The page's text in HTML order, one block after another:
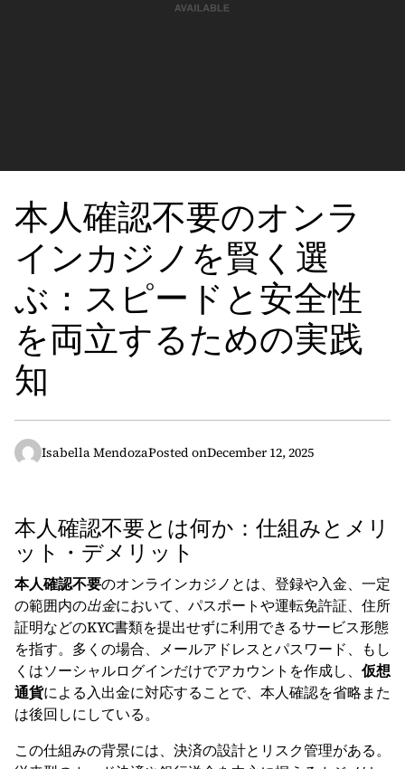
本人確認不要のオンラ
インカジノを賢く選
ぶ：スピードと安全性
を両立するための実践
知
Isabella MendozaPosted onDecember 12, 2025
本人確認不要とは何か：仕組みとメリ
ット・デメリット
本人確認不要のオンラインカジノとは、登録や入金、一定
の範囲内の出金において、パスポートや運転免許証、住所
証明などのKYC書類を提出せずに利用できるサービス形態
を指す。多くの場合、メールアドレスとパスワード、もし
くはソーシャルログインだけでアカウントを作成し、 仮想
通貨による入出金に対応することで、本人確認を省略また
は後回しにしている。
この仕組みの背景には、決済の設計とリスク管理がある。